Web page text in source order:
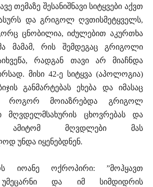
თემაზე შესანიშნავი სიტყვები აქვთ
და გრიგოლ ღვთისმეტყველს,
ცნობილია, იძულებით აკურთხა
მამამ, რის შემდეგაც გრიგოლი
რადგან თავი არ მიაჩნდა
მისი 42-ე სიტყვა (აპოლოგია)
განმარტებას ეხება და იმასაც
როგორ მოიაზრებდა გრიგოლ
მღვდელმსახურის ცხოვრებას და
ამიტომ მღვდლები მას
უნდა იყენებდნენ.
იოანე ოქროპირი: ”მოჰყავთ
და იმ სიმდიდრის